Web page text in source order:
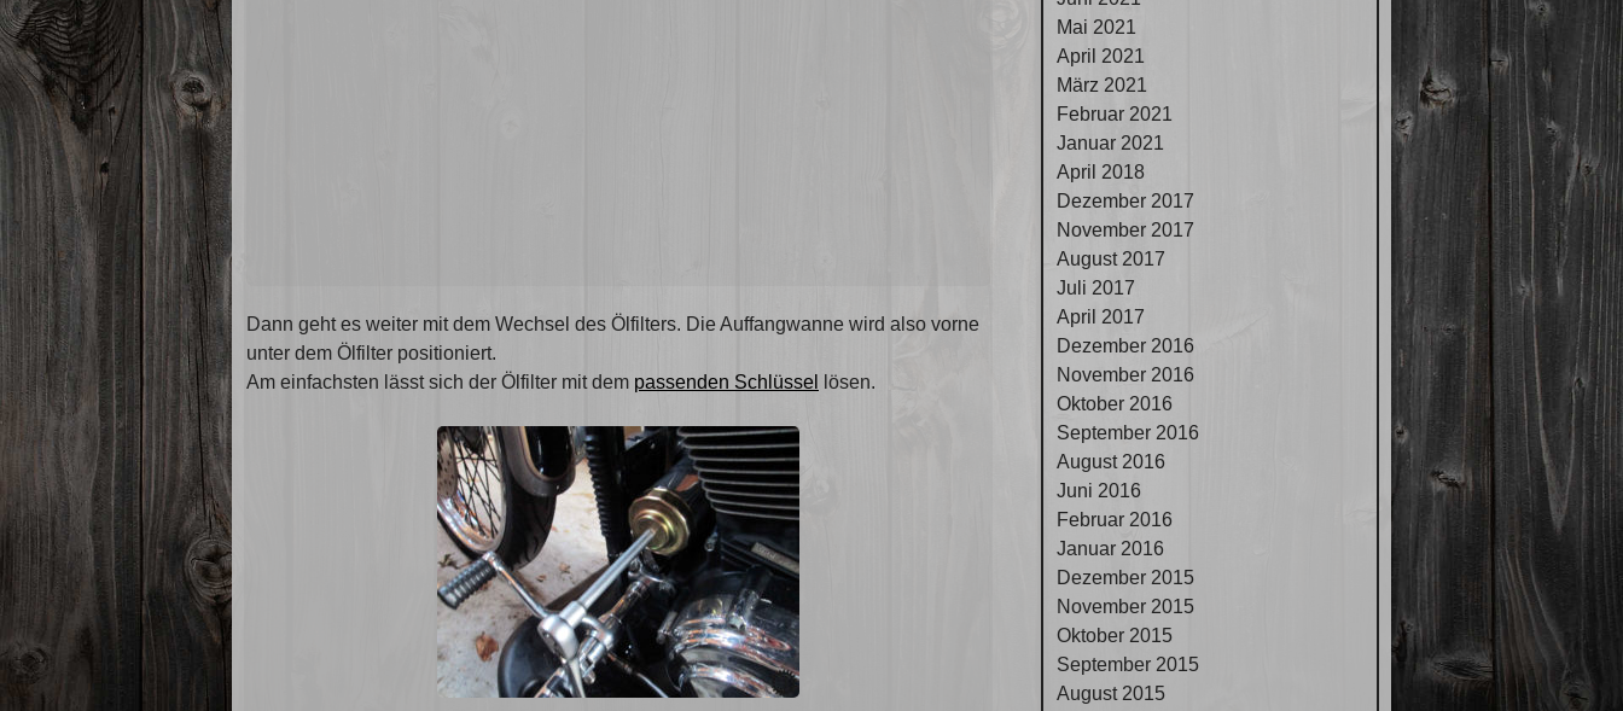
Dann geht es weiter mit dem Wechsel des Ölfilters. Die Auffangwanne wird also vorne
unter dem Ölfilter positioniert.
Am einfachsten lässt sich der Ölfilter mit dem passenden Schlüssel lösen.
Mai 2021
April 2021
März 2021
Februar 2021
Januar 2021
April 2018
Dezember 2017
November 2017
August 2017
Juli 2017
April 2017
Dezember 2016
November 2016
Oktober 2016
September 2016
August 2016
Juni 2016
Februar 2016
Januar 2016
Dezember 2015
November 2015
Oktober 2015
September 2015
August 2015